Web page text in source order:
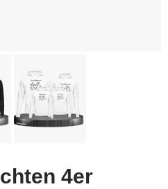
4er